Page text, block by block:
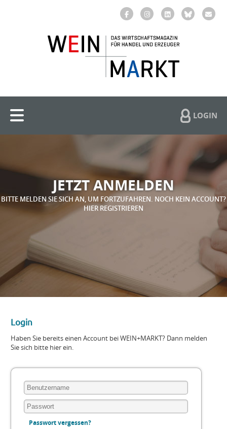
LOGIN
JETZT ANMELDEN
BITTE MELDEN SIE SICH AN, UM FORTZUFAHREN. NOCH KEIN ACCOUNT?
HIER REGISTRIEREN
Login
Haben Sie bereits einen Account bei WEIN+MARKT? Dann melden
Sie sich bitte hier ein.
Passwort vergessen?